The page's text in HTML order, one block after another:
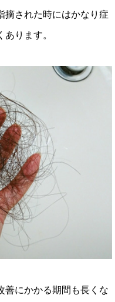
摘された時にはかなり症
ります。
善にかかる期間も長くな